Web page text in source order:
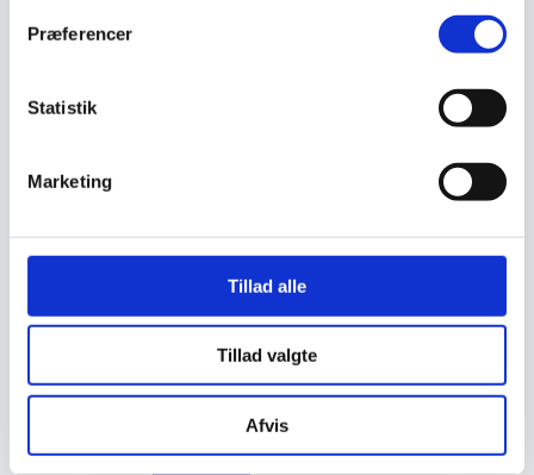
Præferencer
Statistik
Marketing
Tillad alle
Tillad valgte
Afvis
Pullert
Vejmarkering
Ukrudtsbekæmpelse
Vaskeri Produkter
Vedligeholdelsesprodukter